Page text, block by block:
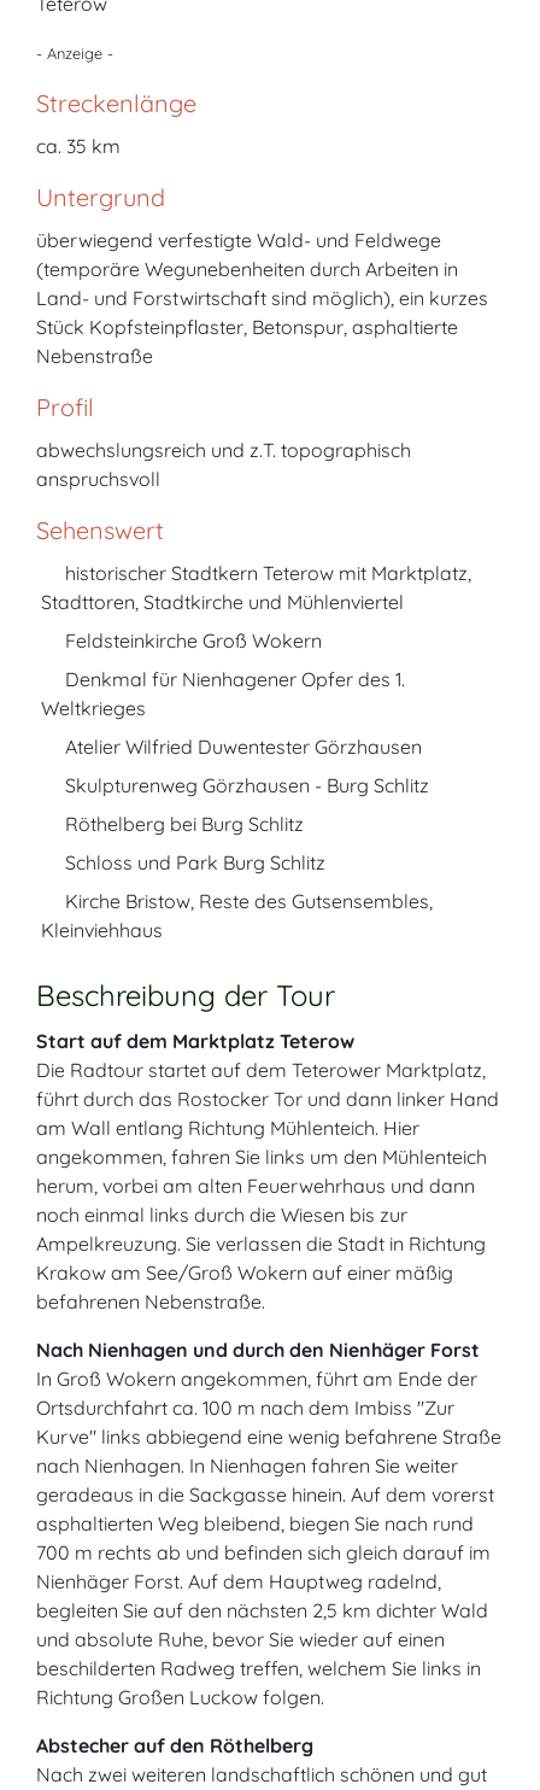
- Anzeige -
Streckenlänge
ca. 35 km
Untergrund
überwiegend verfestigte Wald- und Feldwege
(temporäre Wegunebenheiten durch Arbeiten in
Land- und Forstwirtschaft sind möglich), ein kurzes
Stück Kopfsteinpflaster, Betonspur, asphaltierte
Nebenstraße
Profil
abwechslungsreich und z.T. topographisch
anspruchsvoll
Sehenswert
historischer Stadtkern Teterow mit Marktplatz,
Stadttoren, Stadtkirche und Mühlenviertel
Feldsteinkirche Groß Wokern
Denkmal für Nienhagener Opfer des 1.
Weltkrieges
Atelier Wilfried Duwentester Görzhausen
Skulpturenweg Görzhausen - Burg Schlitz
Röthelberg bei Burg Schlitz
Schloss und Park Burg Schlitz
Kirche Bristow, Reste des Gutsensembles,
Kleinviehhaus
Beschreibung der Tour
Start auf dem Marktplatz Teterow
Die Radtour startet auf dem Teterower Marktplatz,
führt durch das Rostocker Tor und dann linker Hand
am Wall entlang Richtung Mühlenteich. Hier
angekommen, fahren Sie links um den Mühlenteich
herum, vorbei am alten Feuerwehrhaus und dann
noch einmal links durch die Wiesen bis zur
Ampelkreuzung. Sie verlassen die Stadt in Richtung
Krakow am See/Groß Wokern auf einer mäßig
befahrenen Nebenstraße.
Nach Nienhagen und durch den Nienhäger Forst
In Groß Wokern angekommen, führt am Ende der
Ortsdurchfahrt ca. 100 m nach dem Imbiss "Zur
Kurve" links abbiegend eine wenig befahrene Straße
nach Nienhagen. In Nienhagen fahren Sie weiter
geradeaus in die Sackgasse hinein. Auf dem vorerst
asphaltierten Weg bleibend, biegen Sie nach rund
700 m rechts ab und befinden sich gleich darauf im
Nienhäger Forst. Auf dem Hauptweg radelnd,
begleiten Sie auf den nächsten 2,5 km dichter Wald
und absolute Ruhe, bevor Sie wieder auf einen
beschilderten Radweg treffen, welchem Sie links in
Richtung Großen Luckow folgen.
Abstecher auf den Röthelberg
Nach zwei weiteren landschaftlich schönen und gut